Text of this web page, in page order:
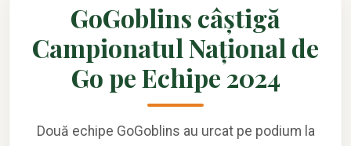
GoGoblins câștigă
Campionatul Național de
Go pe Echipe 2024
Două echipe GoGoblins au urcat pe podium la